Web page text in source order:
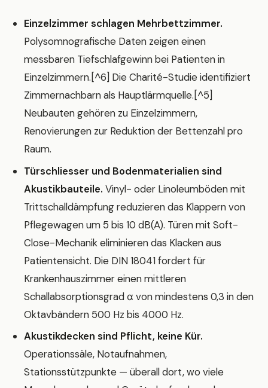
Einzelzimmer schlagen Mehrbettzimmer.
Polysomnografische Daten zeigen einen
messbaren Tiefschlafgewinn bei Patienten in
Einzelzimmern.[^6] Die Charité-Studie identifiziert
Zimmernachbarn als Hauptlärmquelle.[^5]
Neubauten gehören zu Einzelzimmern,
Renovierungen zur Reduktion der Bettenzahl pro
Raum.
Türschliesser und Bodenmaterialien sind
Akustikbauteile. Vinyl- oder Linoleumböden mit
Trittschalldämpfung reduzieren das Klappern von
Pflegewagen um 5 bis 10 dB(A). Türen mit Soft-
Close-Mechanik eliminieren das Klacken aus
Patientensicht. Die DIN 18041 fordert für
Krankenhauszimmer einen mittleren
Schallabsorptionsgrad α von mindestens 0,3 in den
Oktavbändern 500 Hz bis 4000 Hz.
Akustikdecken sind Pflicht, keine Kür.
Operationssäle, Notaufnahmen,
Stationsstützpunkte — überall dort, wo viele